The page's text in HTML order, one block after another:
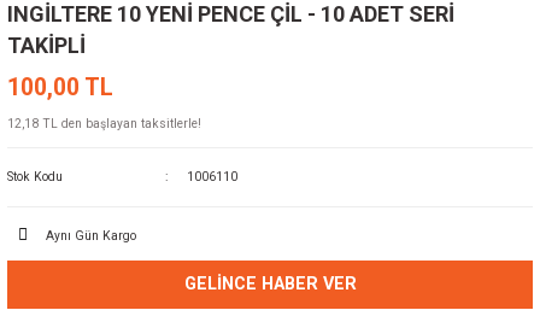
INGİLTERE 10 YENİ PENCE ÇİL - 10 ADET SERİ
TAKİPLİ
100,00 TL
12,18 TL den başlayan taksitlerle!
Stok Kodu 1006110
Aynı Gün Kargo
GELINCE HABER VER